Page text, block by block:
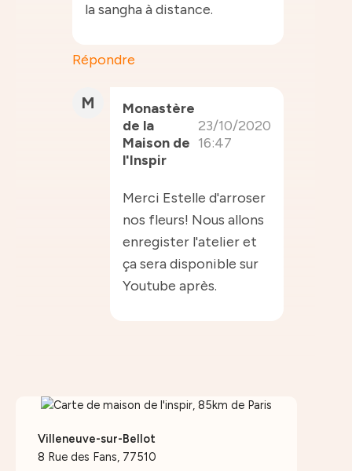
la sangha à distance.
Répondre
M
Monastère
de la
Maison de
l'Inspir
23/10/2020
16:47
Merci Estelle d'arroser
nos fleurs! Nous allons
enregister l'atelier et
ça sera disponible sur
Youtube après.
Villeneuve-sur-Bellot
8 Rue des Fans, 77510